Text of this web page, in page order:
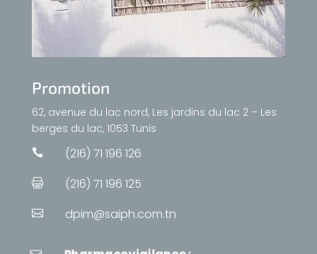
Promotion
62, avenue du lac nord, Les jardins du lac 2 – Les
berges du lac, 1053 Tunis
 (216) 71 196 126
 (216) 71 196 125
 dpim@saiph.com.tn